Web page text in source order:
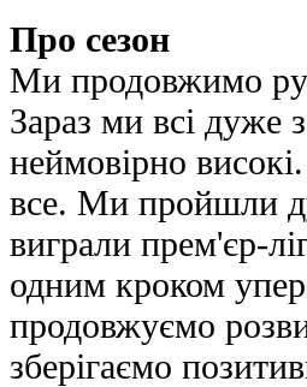
Про сезон
Ми продовжимо
Зараз ми всі дуже
неймовірно
все. Ми пройшли
виграли прем'єр-
одним кроком
продовжуємо
зберігаємо